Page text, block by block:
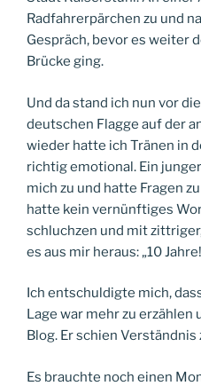
Radfahrerpärchen zu und
Gespräch, bevor es weiter
Brücke ging.
Und da stand ich nun vor
deutschen Flagge auf der
wieder hatte ich Tränen in
richtig emotional. Ein
mich zu und hatte Fragen
hatte kein vernünftiges
schluchzen und mit
es aus mir heraus: „10
Ich entschuldigte mich,
Lage war mehr zu
Blog. Er schien
Es brauchte noch einen